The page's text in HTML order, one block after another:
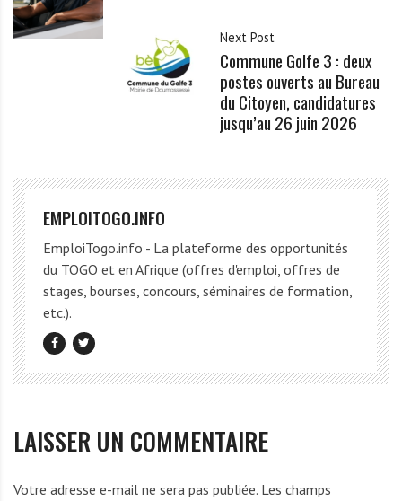
Next Post
Commune Golfe 3 : deux
postes ouverts au Bureau
du Citoyen, candidatures
jusqu’au 26 juin 2026
EMPLOITOGO.INFO
EmploiTogo.info - La plateforme des opportunités
du TOGO et en Afrique (offres d'emploi, offres de
stages, bourses, concours, séminaires de formation,
etc.).
LAISSER UN COMMENTAIRE
Votre adresse e-mail ne sera pas publiée. Les champs